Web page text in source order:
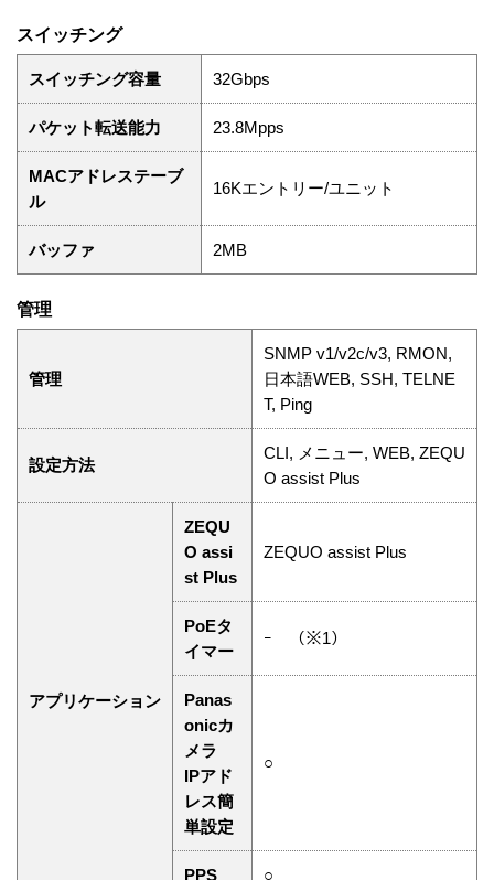
スイッチング
スイッチング容量 32Gbps
パケット転送能力 23.8Mpps
MACアドレステーブ
ル
16Kエントリー/ユニット
バッファ 2MB
管理
管理
SNMP v1/v2c/v3, RMON,
日本語WEB, SSH, TELNE
T, Ping
設定方法
CLI, メニュー, WEB, ZEQU
O assist Plus
アプリケーション
ZEQU
O assi
st Plus
ZEQUO assist Plus
PoEタ
イマー
ｰ （※1）
Panas
onicカ
メラ
IPアド
レス簡
単設定
○
PPS ○